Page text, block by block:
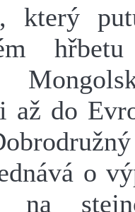
který
až do
o
na